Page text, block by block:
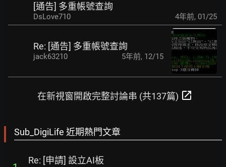
[通告] 多重帳號查詢
DsLove710 4年前, 01/25
Re: [通告] 多重帳號查詢
jack63210 5年前, 12/15
在新視窗開啟完整討論串 (共137篇) open_in_new
Sub_DigiLife 近期熱門文章
Re: [申請] 設立AI板